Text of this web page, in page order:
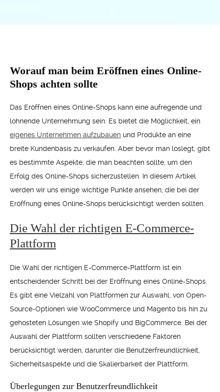
Worauf man beim Eröffnen eines Online-
Shops achten sollte
Das Eröffnen eines Online-Shops kann eine aufregende und
lohnende Unternehmung sein. Es bietet die Möglichkeit, ein
eigenes Unternehmen aufzubauen und Produkte an eine
breite Kundenbasis zu verkaufen. Aber bevor man loslegt, gibt
es bestimmte Aspekte, die man beachten sollte, um den
Erfolg des Online-Shops sicherzustellen. In diesem Artikel
werden wir uns einige wichtige Punkte ansehen, die bei der
Eröffnung eines Online-Shops berücksichtigt werden sollten.
Die Wahl der richtigen E-Commerce-
Plattform
Die Wahl der richtigen E-Commerce-Plattform ist ein
entscheidender Schritt bei der Eröffnung eines Online-Shops.
Es gibt eine Vielzahl von Plattformen zur Auswahl, von Open-
Source-Optionen wie WooCommerce und Magento bis hin zu
gehosteten Lösungen wie Shopify und BigCommerce. Bei der
Auswahl der Plattform sollten verschiedene Faktoren
berücksichtigt werden, darunter die Benutzerfreundlichkeit,
Sicherheitsaspekte und die Skalierbarkeit der Plattform.
Überlegungen zur Benutzerfreundlichkeit